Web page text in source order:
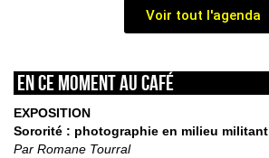
Voir tout l'agenda
En ce moment au café
EXPOSITION
Sororité : photographie en milieu militant
Par Romane Tourral